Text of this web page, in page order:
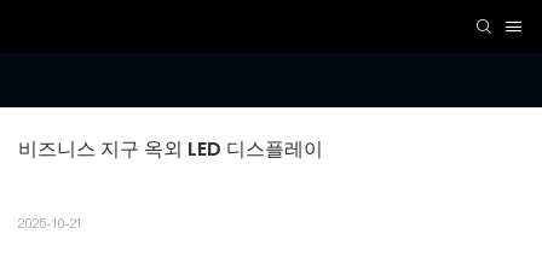
비즈니스 지구 옥외 LED 디스플레이
2025-10-21